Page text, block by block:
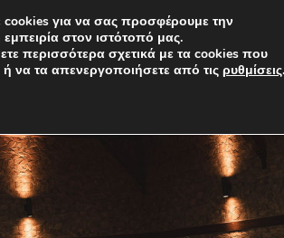
για να σας προσφέρουμε την
στον ιστότοπό μας.
περισσότερα σχετικά με τα cookies που
να τα απενεργοποιήσετε από τις